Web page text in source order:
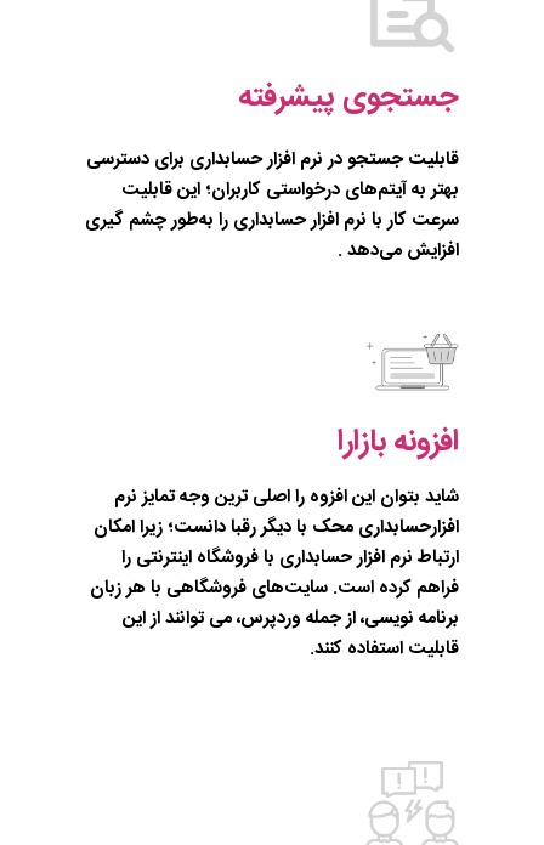
جستجوی پیشرفته
قابلیت جستجو در نرم افزار حسابداری برای دسترسی
بهتر به آیتم‌های درخواستی کاربران؛ این قابلیت
سرعت کار با نرم افزار حسابداری را به‌طور چشم گیری
افزایش می‌دهد .
افزونه بازارا
شاید بتوان این افزوه را اصلی ترین وجه تمایز نرم
افزارحسابداری محک با دیگر رقبا دانست؛ زیرا امکان
ارتباط نرم افزار حسابداری با فروشگاه اینترنتی را
فراهم کرده است. سایت‌های فروشگاهی با هر زبان
برنامه نویسی، از جمله وردپرس، می توانند از این
قابلیت استفاده کنند.